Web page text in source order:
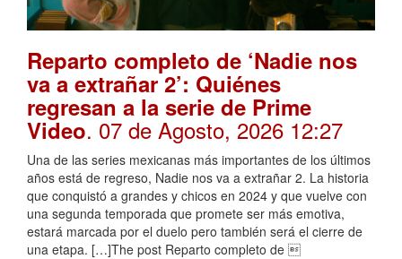
Reparto completo de ‘Nadie nos
va a extrañar 2’: Quiénes
regresan a la serie de Prime
Video. 07 de Agosto, 2026 12:27
Una de las series mexicanas más importantes de los últimos
años está de regreso, Nadie nos va a extrañar 2. La historia
que conquistó a grandes y chicos en 2024 y que vuelve con
una segunda temporada que promete ser más emotiva,
estará marcada por el duelo pero también será el cierre de
una etapa. […]The post Reparto completo de 